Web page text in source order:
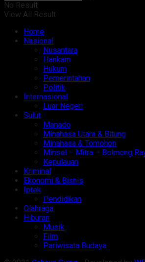
No Result
View All Result
Home
Nasional
Nusantara
Hankam
Hukum
Pemerintahan
Politik
Internasional
Luar Negeri
Sulut
Manado
Minahasa Utara & Bitung
Minahasa & Tomohon
Minsel – Mitra – Bolmong
Kepulauan
Kriminal
Ekonomi & Bisnis
Iptek
Pendidikan
Olahraga
Hiburan
Musik
Film
Pariwisata Budaya